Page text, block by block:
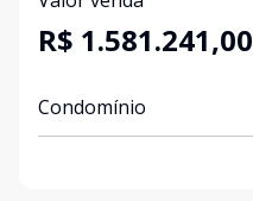
R$ 1.581.241,00
Condomínio